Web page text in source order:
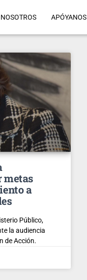
NOSOTROS APÓYANOS
metas
a
Público,
la audiencia
de Acción.